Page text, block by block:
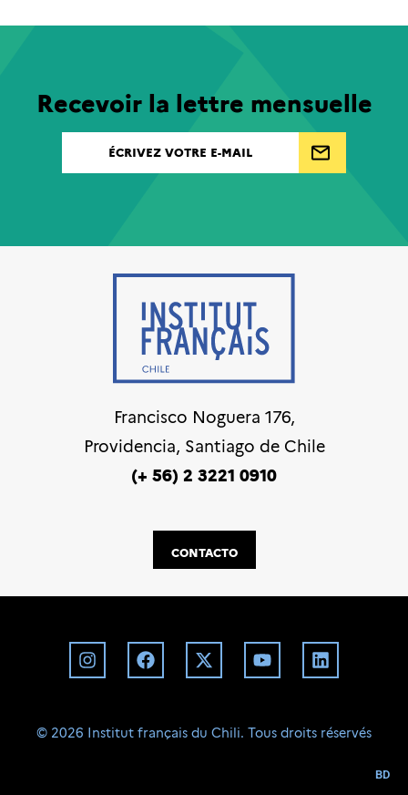
Recevoir la lettre mensuelle
Francisco Noguera 176,
Providencia, Santiago de Chile
(+ 56) 2 3221 0910
CONTACTO
©️ 2026 Institut français du Chili. Tous droits réservés
BD